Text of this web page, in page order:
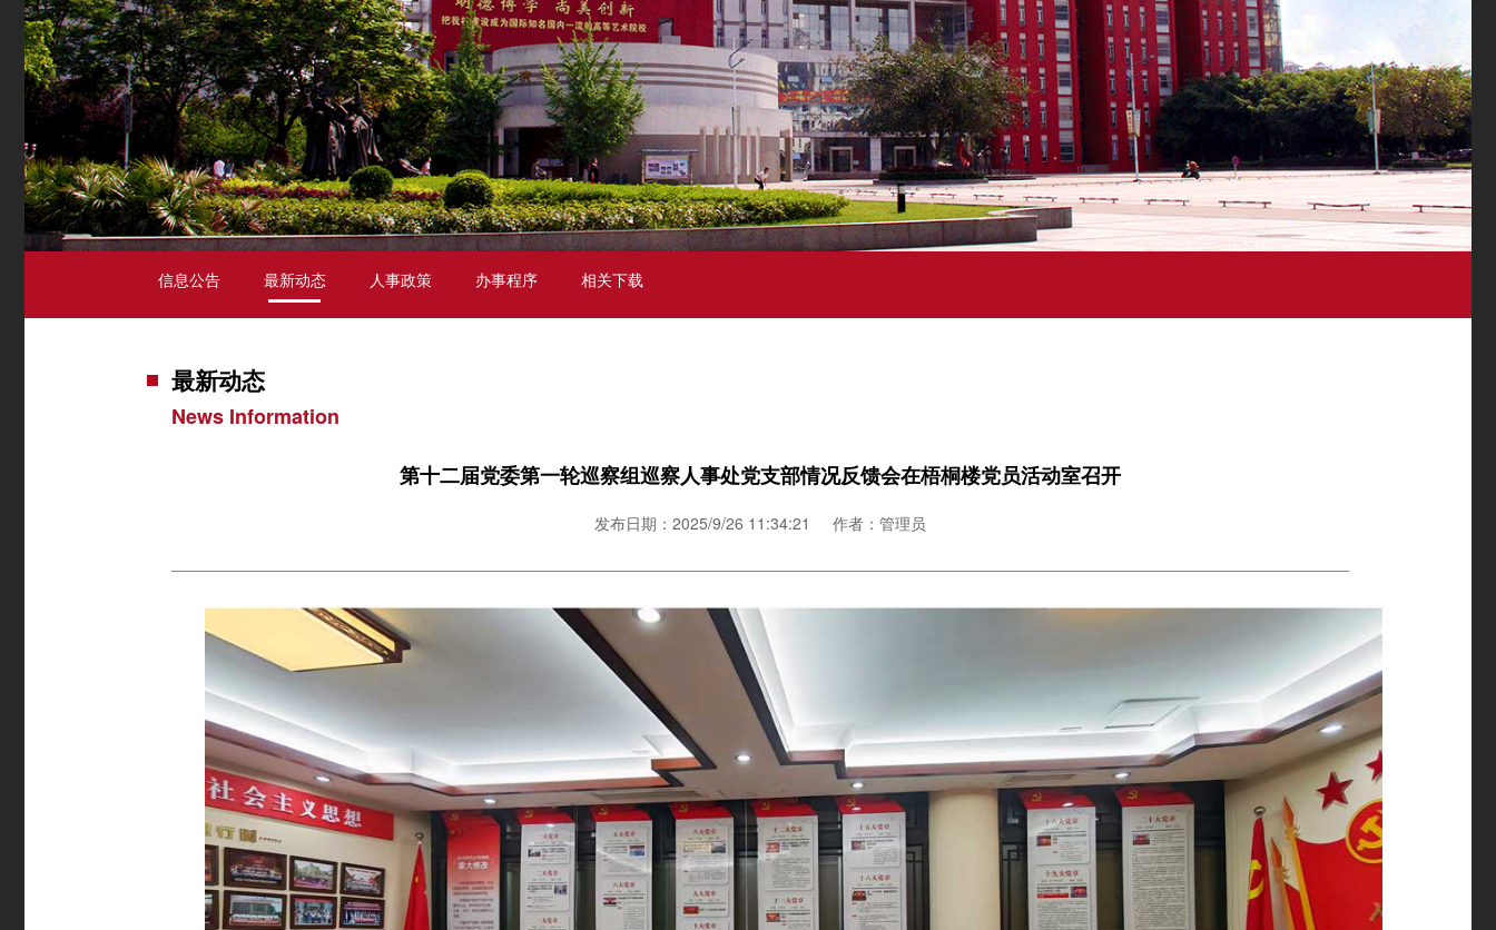
信息公告 最新动态 人事政策 办事程序 相关下载
最新动态
News Information
第十二届党委第一轮巡察组巡察人事处党支部情况反馈会在梧桐楼党员活动室召开
发布日期：2025/9/26 11:34:21 作者：管理员